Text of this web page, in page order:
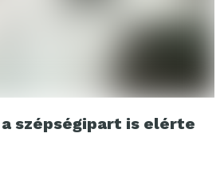
szépségipart is elérte